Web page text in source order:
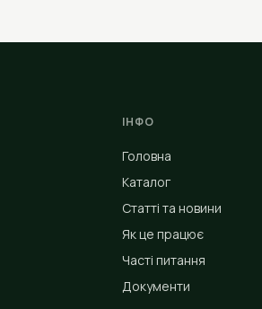
ІНФО
Головна
Каталог
Статті та новини
Як це працює
Часті питання
Документи